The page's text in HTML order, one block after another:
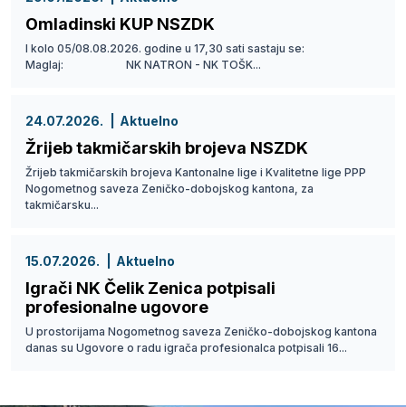
Omladinski KUP NSZDK
I kolo 05/08.08.2026. godine u 17,30 sati sastaju se:
Maglaj: NK NATRON - NK TOŠK...
24.07.2026. Aktuelno
Žrijeb takmičarskih brojeva NSZDK
Žrijeb takmičarskih brojeva Kantonalne lige i Kvalitetne lige PPP
Nogometnog saveza Zeničko-dobojskog kantona, za
takmičarsku...
15.07.2026. Aktuelno
Igrači NK Čelik Zenica potpisali
profesionalne ugovore
U prostorijama Nogometnog saveza Zeničko-dobojskog kantona
danas su Ugovore o radu igrača profesionalca potpisali 16...